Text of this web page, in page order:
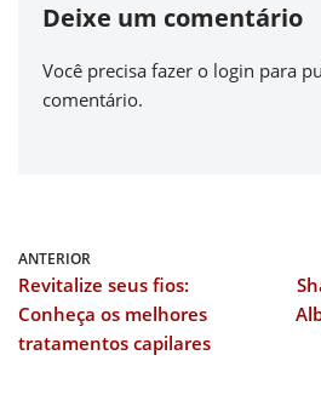
Deixe um comentário
Você precisa fazer o login para
comentário.
ANTERIOR
Revitalize seus fios:
Conheça os melhores
tratamentos capilares